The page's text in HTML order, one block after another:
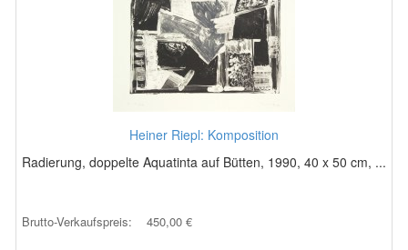
Heiner Riepl: Komposition
Radierung, doppelte Aquatinta auf Bütten, 1990, 40 x 50 cm, ...
Brutto-Verkaufspreis: 450,00 €